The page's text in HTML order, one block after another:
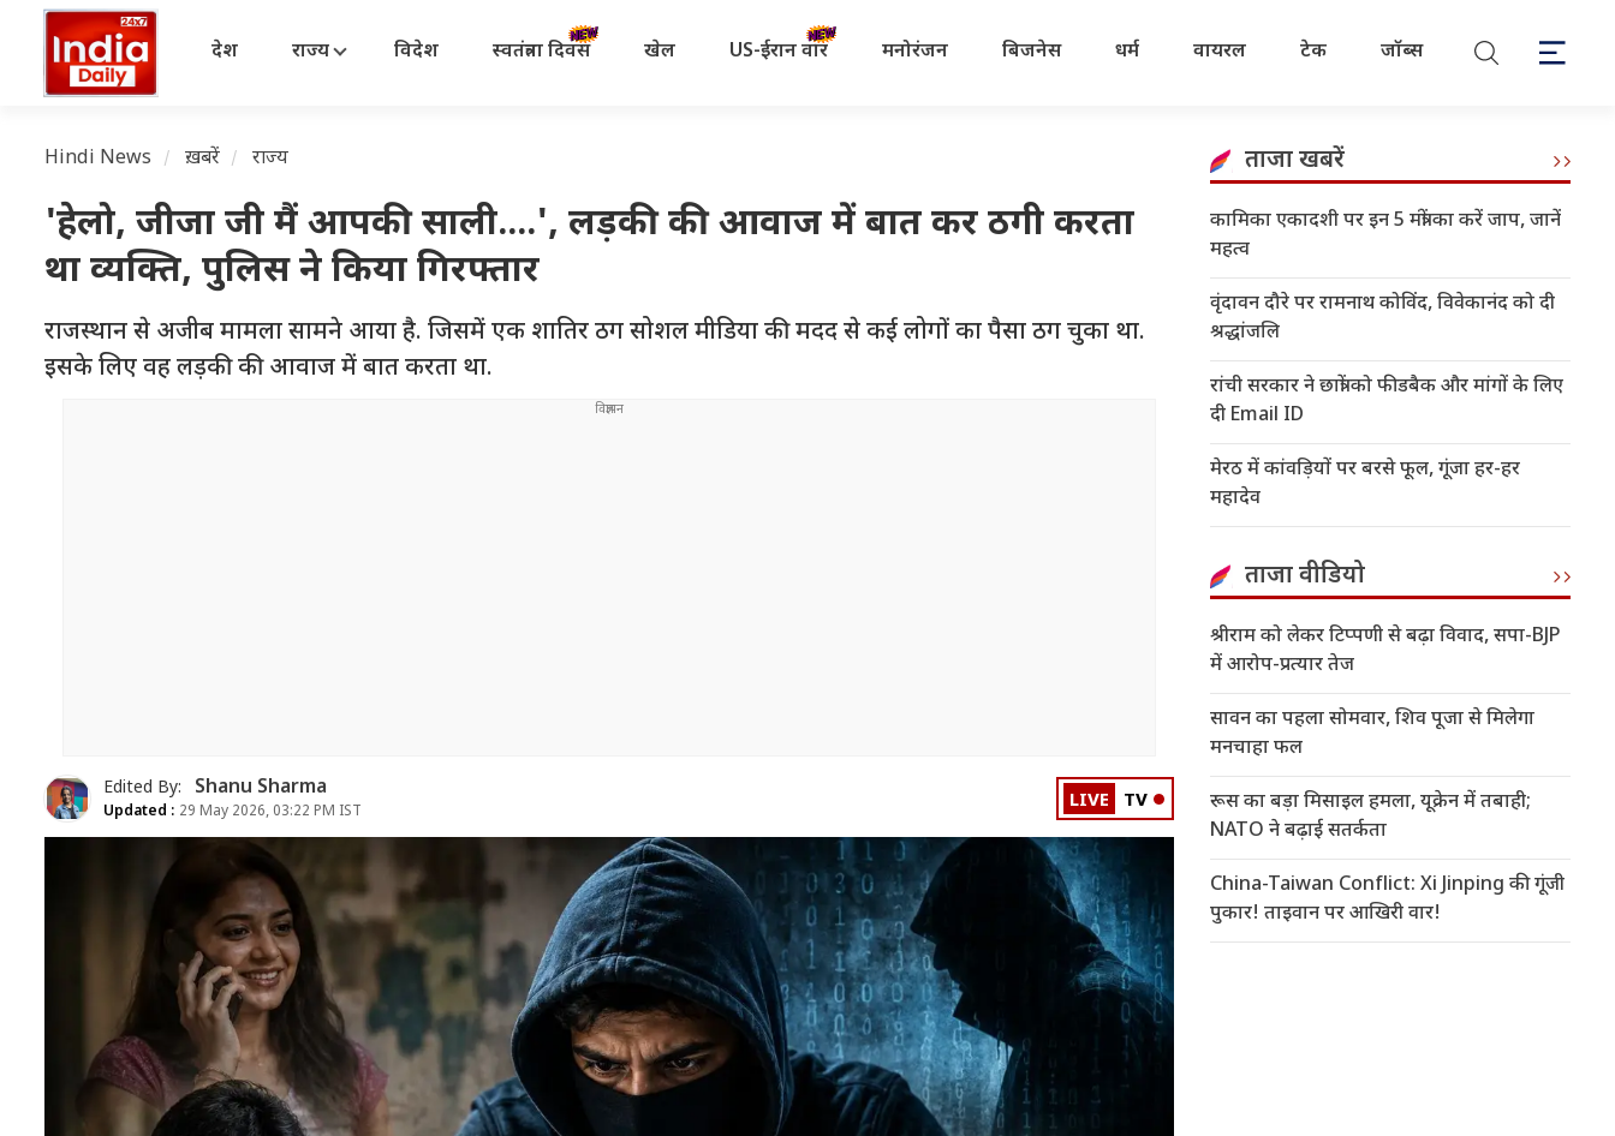
देश राज्य विदेश स्वतंत्रता दिवस खेल US-ईरान वॉर मनोरंजन बिजनेस धर्म वायरल टेक जॉब्स
Hindi News ख़बरें राज्य
'हेलो, जीजा जी मैं आपकी साली....', लड़की की आवाज में बात कर ठगी करता
था व्यक्ति, पुलिस ने किया गिरफ्तार
राजस्थान से अजीब मामला सामने आया है. जिसमें एक शातिर ठग सोशल मीडिया की मदद से कई लोगों का पैसा ठग चुका था.
इसके लिए वह लड़की की आवाज में बात करता था.
Edited By: Shanu Sharma
Updated : 29 May 2026, 03:22 PM IST LIVE TV
ताजा खबरें
कामिका एकादशी पर इन 5 मंत्रों का करें जाप, जानें
महत्व
वृंदावन दौरे पर रामनाथ कोविंद, विवेकानंद को दी
श्रद्धांजलि
रांची सरकार ने छात्रों को फीडबैक और मांगों के लिए
दी Email ID
मेरठ में कांवड़ियों पर बरसे फूल, गूंजा हर-हर
महादेव
ताजा वीडियो
श्रीराम को लेकर टिप्पणी से बढ़ा विवाद, सपा-BJP
में आरोप-प्रत्यार तेज
सावन का पहला सोमवार, शिव पूजा से मिलेगा
मनचाहा फल
रूस का बड़ा मिसाइल हमला, यूक्रेन में तबाही;
NATO ने बढ़ाई सतर्कता
China-Taiwan Conflict: Xi Jinping की गूंजी
पुकार! ताइवान पर आखिरी वार!